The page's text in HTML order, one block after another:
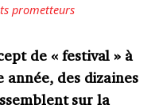
de « festival » à
des dizaines
sur la